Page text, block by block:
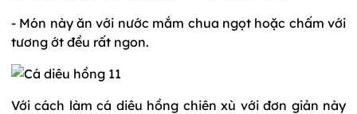
- Món này ăn với nước mắm chua ngọt hoặc chấm với
tương ớt đều rất ngon.
Với cách làm cá diêu hồng chiên xù với đơn giản này